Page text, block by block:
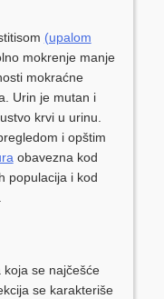
(upalom
mokrenje manje
mokraćne
Urin je mutan i
krvi u urinu.
i opštim
obavezna kod
populacija i kod
se najčešće
se karakteriše